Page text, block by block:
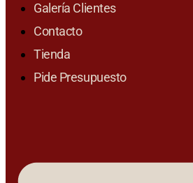
Galería Clientes
Contacto
Tienda
Pide Presupuesto